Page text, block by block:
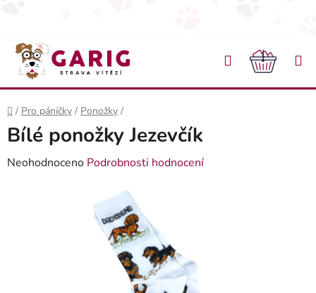
Přejít na obsah
Hledat
Domů
/ Pro páníčky / Ponožky /
Bílé ponožky Jezevčík
Průměrné hodnocení produktu je 0,0 z 5 hvězdiček.
Neohodnoceno Podrobnosti hodnocení